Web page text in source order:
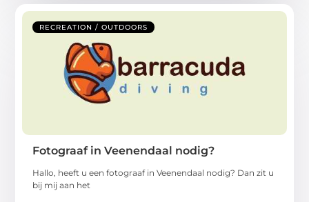
RECREATION / OUTDOORS
Fotograaf in Veenendaal nodig?
Hallo, heeft u een fotograaf in Veenendaal nodig? Dan zit u
bij mij aan het